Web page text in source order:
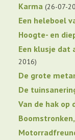
Karma 26-07-
Een heleboel
Hoogte- en
Een klusje dat
2016
De grote
De
Van de hak op